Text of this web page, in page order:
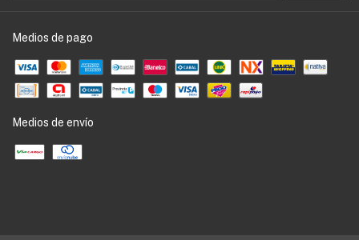
Medios de pago
Medios de envío